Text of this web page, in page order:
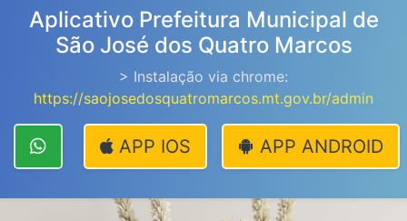
Aplicativo Prefeitura Municipal de
São José dos Quatro Marcos
> Instalação via chrome:
https://saojosedosquatromarcos.mt.gov.br/admin
APP ANDROID
APP IOS